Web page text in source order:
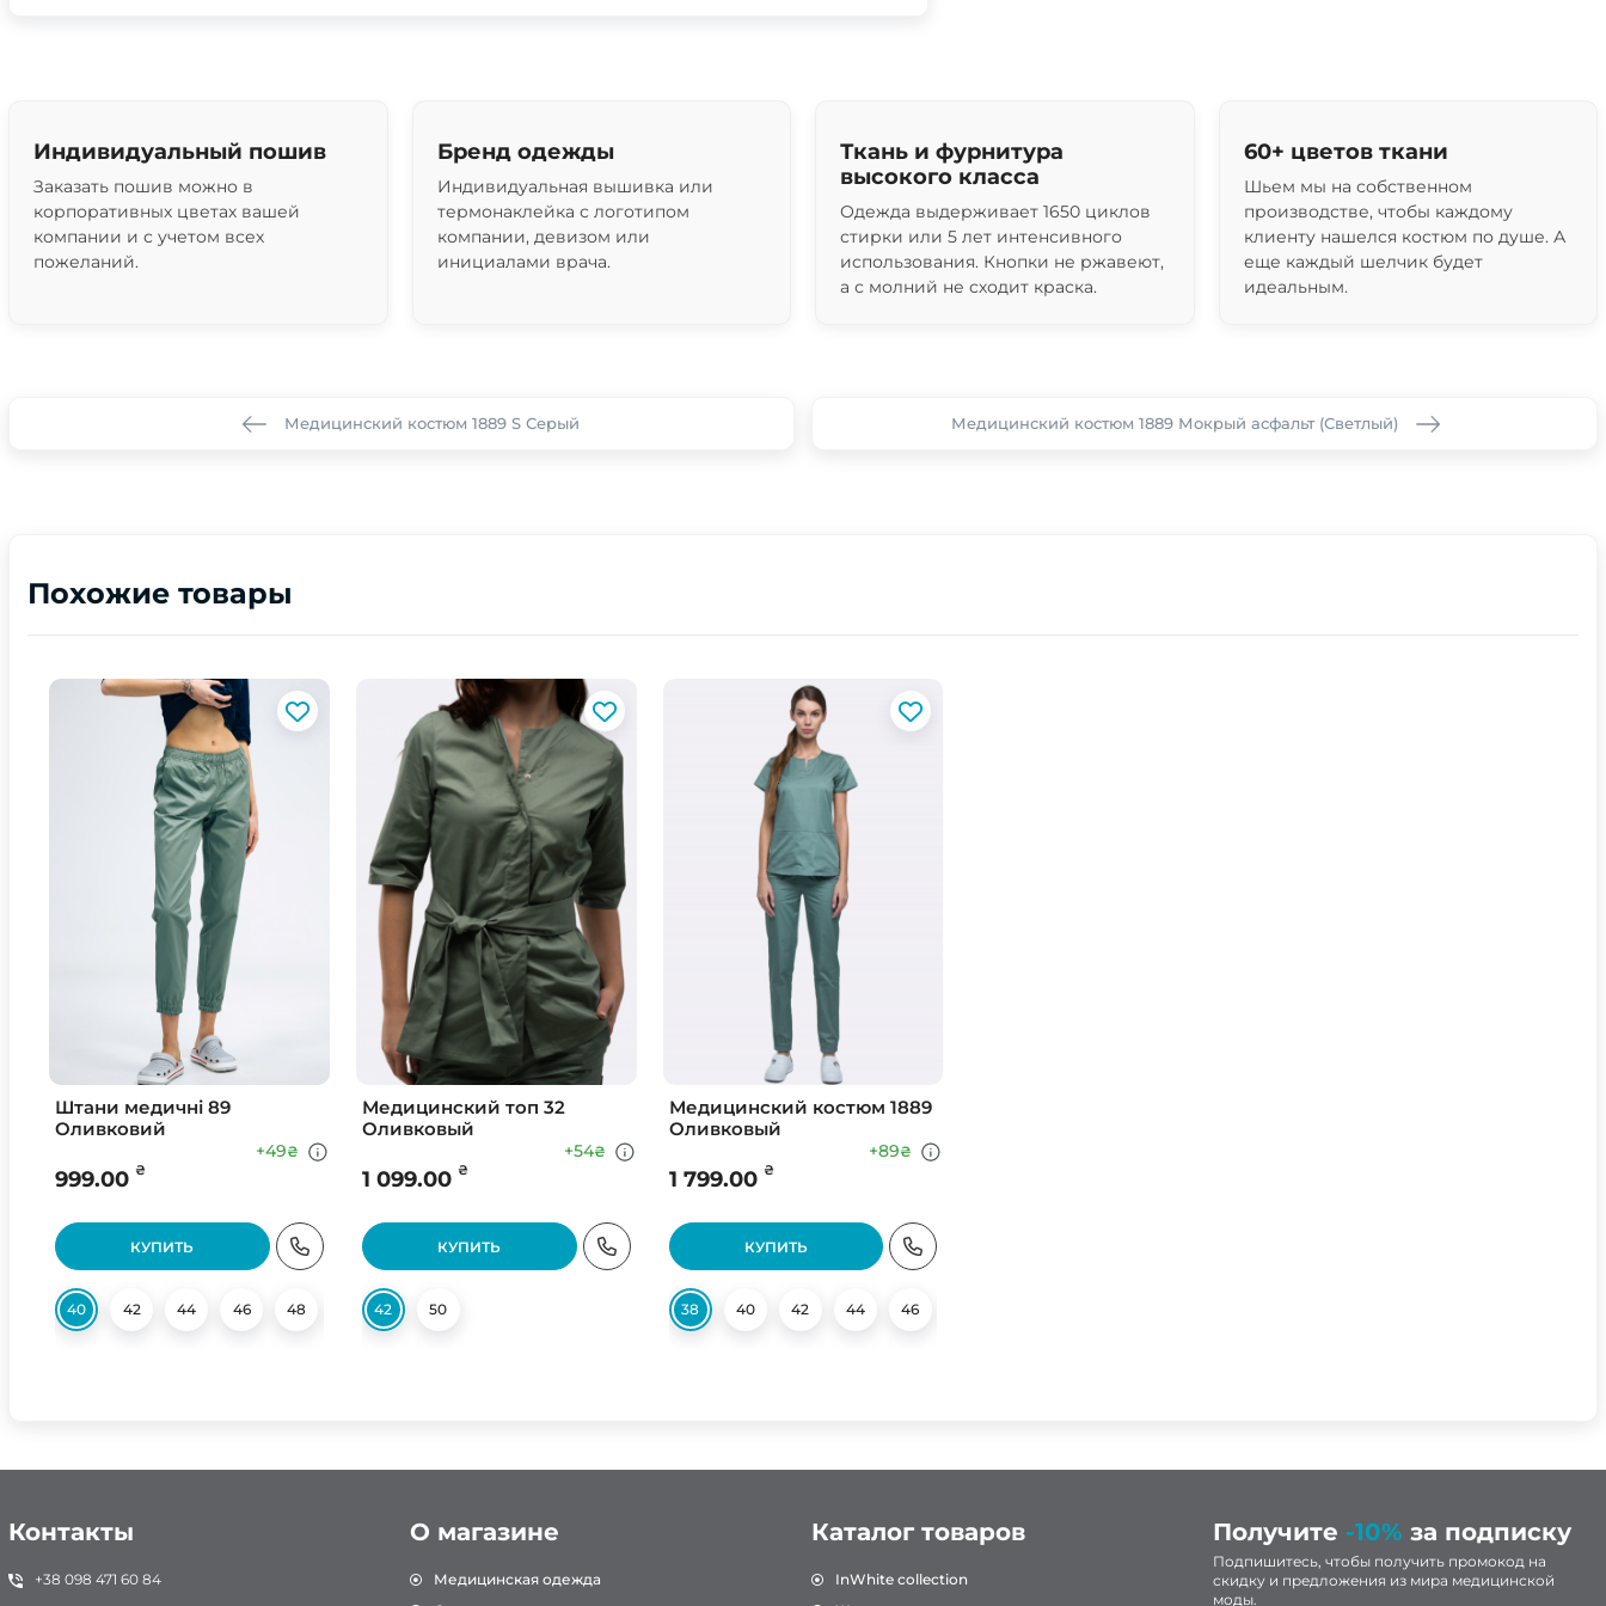
Индивидуальный пошив
Заказать пошив можно в
корпоративных цветах вашей
компании и с учетом всех
пожеланий.
Бренд одежды
Индивидуальная вышивка или
термонаклейка с логотипом
компании, девизом или
инициалами врача.
Ткань и фурнитура
высокого класса
Одежда выдерживает 1650 циклов
стирки или 5 лет интенсивного
использования. Кнопки не ржавеют,
а с молний не сходит краска.
60+ цветов ткани
Шьем мы на собственном
производстве, чтобы каждому
клиенту нашелся костюм по душе. А
еще каждый шелчик будет
идеальным.
Медицинский костюм 1889 S Серый Медицинский костюм 1889 Мокрый асфальт (Светлый)
Похожие товары
Штани медичні 89
Оливковий
999.00 ₴
+49₴
КУПИТЬ
40 42 44 46 48 52 64
Медицинский топ 32
Оливковый
1 099.00 ₴
+54₴
КУПИТЬ
42 50
Медицинский костюм 1889
Оливковый
1 799.00 ₴
+89₴
КУПИТЬ
38 40 42 44 46
Контакты
+38 098 471 60 84
О магазине
Медицинская одежда
Каталог товаров
InWhite collection
Получите -10% за подписку
Подпишитесь, чтобы получить промокод на
скидку и предложения из мира медицинской
моды.